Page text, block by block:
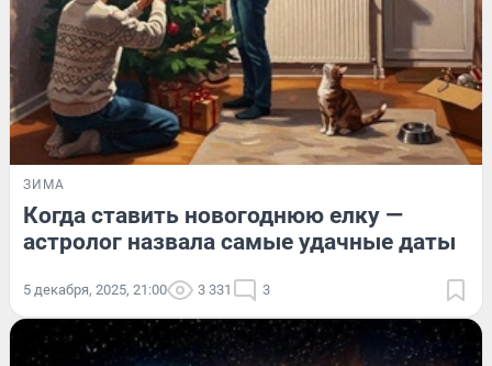
ЗИМА
Когда ставить новогоднюю елку —
астролог назвала самые удачные даты
5 декабря, 2025, 21:00 3 331 3